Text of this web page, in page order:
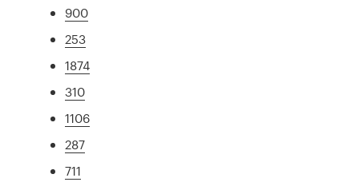
900
253
1874
310
1106
287
711